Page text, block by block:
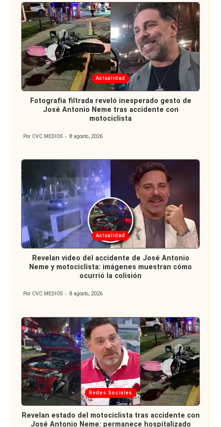
Publicada
en
Actualidad
Fotografía filtrada reveló inesperado gesto de
José Antonio Neme tras accidente con
motociclista
Publicado
Por CVC MEDIOS 8 agosto, 2026
Publicada
en
Actualidad
Revelan video del accidente de José Antonio
Neme y motociclista: imágenes muestran cómo
ocurrió la colisión
Por CVC MEDIOS 8 agosto, 2026
Publicada
en
Redes Sociales
Revelan estado del motociclista tras accidente con
José Antonio Neme: permanece hospitalizado